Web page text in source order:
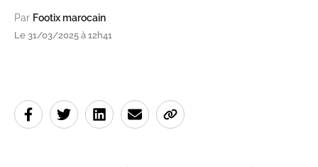
Par Footix marocain
Le 31/03/2025 à 12h41